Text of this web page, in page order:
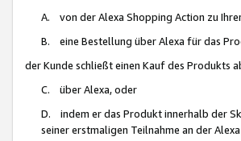
A. von der Alexa Shopping Action zu
B. eine Bestellung über Alexa für das
der Kunde schließt einen Kauf des Produkts
C. über Alexa, oder
D. indem er das Produkt innerhalb der
seiner erstmaligen Teilnahme an der